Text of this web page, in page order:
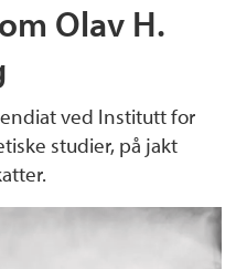
Olav H.
ved Institutt for
studier, på jakt